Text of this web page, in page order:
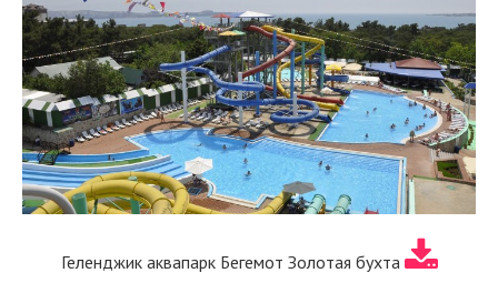
Геленджик аквапарк Бегемот Золотая бухта